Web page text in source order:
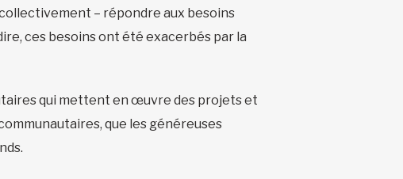
– répondre aux besoins
ces besoins ont été exacerbés par la
qui mettent en œuvre des projets et
que les généreuses